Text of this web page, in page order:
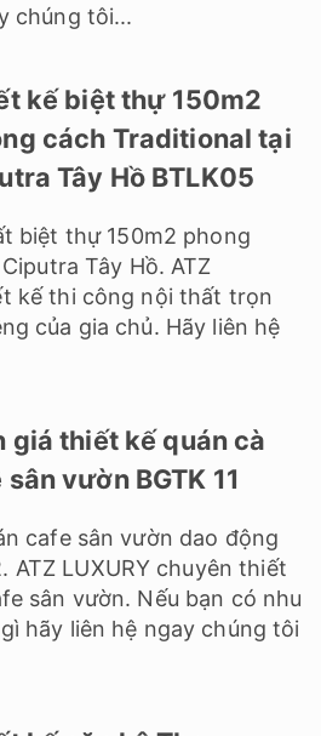
chúng tôi...
kế biệt thự 150m2
cách Traditional tại
Tây Hồ BTLK05
biệt thự 150m2 phong
Tây Hồ. ATZ
kế thi công nội thất trọn
của gia chủ. Hãy liên hệ
giá thiết kế quán cà
sân vườn BGTK 11
cafe sân vườn dao động
ATZ LUXURY chuyên thiết
sân vườn. Nếu bạn có nhu
hãy liên hệ ngay chúng tôi